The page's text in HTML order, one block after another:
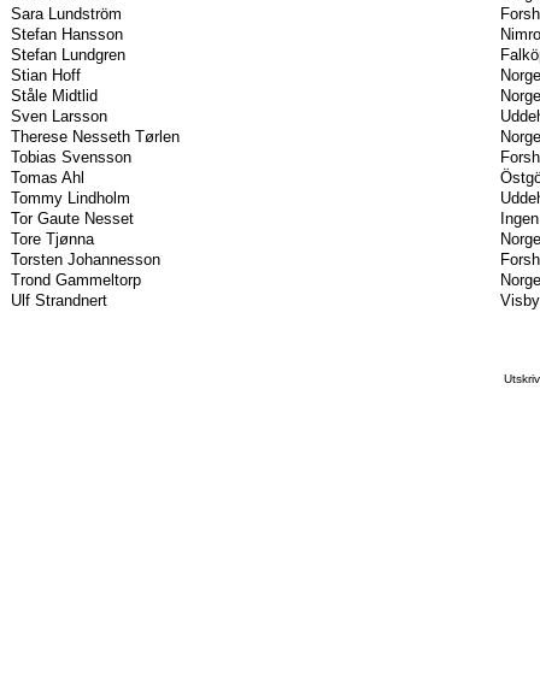
Sara Lundström
Stefan Hansson
Stefan Lundgren
Stian Hoff
Norge
Ståle Midtlid
Norge
Sven Larsson
Therese Nesseth Tørlen
Norge
Tobias Svensson
Tomas Ahl
Tommy Lindholm
Tor Gaute Nesset
Tore Tjønna
Norge
Torsten Johannesson
Trond Gammeltorp
Norge
Ulf Strandnert